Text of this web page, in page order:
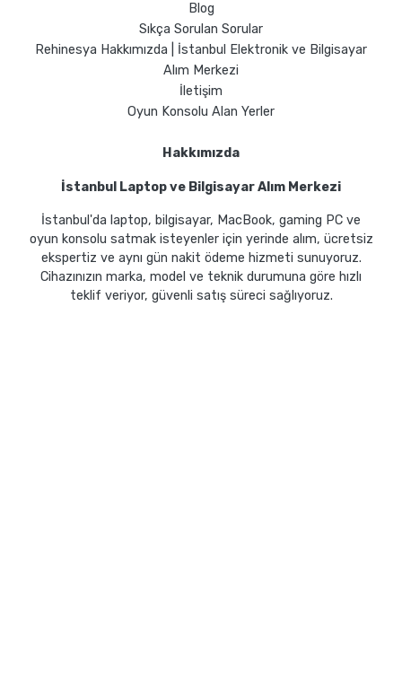
Blog
Sıkça Sorulan Sorular
Rehinesya Hakkımızda | İstanbul Elektronik ve Bilgisayar
Alım Merkezi
İletişim
Oyun Konsolu Alan Yerler
Hakkımızda
İstanbul Laptop ve Bilgisayar Alım Merkezi
İstanbul'da laptop, bilgisayar, MacBook, gaming PC ve
oyun konsolu satmak isteyenler için yerinde alım, ücretsiz
ekspertiz ve aynı gün nakit ödeme hizmeti sunuyoruz.
Cihazınızın marka, model ve teknik durumuna göre hızlı
teklif veriyor, güvenli satış süreci sağlıyoruz.